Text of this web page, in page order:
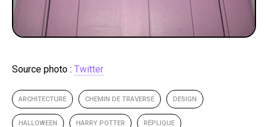
Source photo : Twitter
ARCHITECTURE CHEMIN DE TRAVERSE DESIGN
HALLOWEEN HARRY POTTER RÉPLIQUE